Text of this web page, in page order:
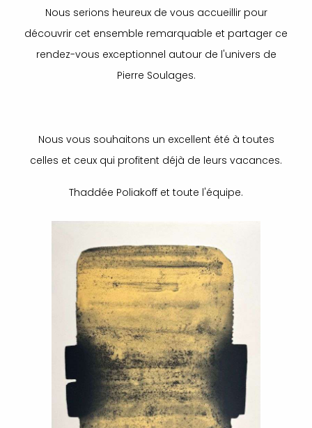
Nous serions heureux de vous accueillir pour
découvrir cet ensemble remarquable et partager ce
rendez-vous exceptionnel autour de l'univers de
Pierre Soulages.
Nous vous souhaitons un excellent été à toutes
celles et ceux qui profitent déjà de leurs vacances.
Thaddée Poliakoff et toute l'équipe.